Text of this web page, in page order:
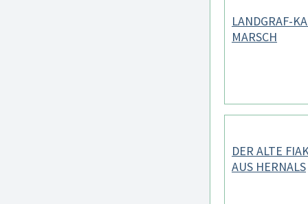
LANDGRAF-
MARSCH
DER ALTE
AUS HERNALS